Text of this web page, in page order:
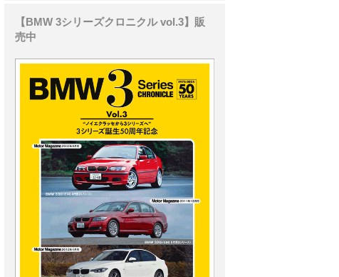
【BMW 3シリーズクロニクル vol.3】販
売中